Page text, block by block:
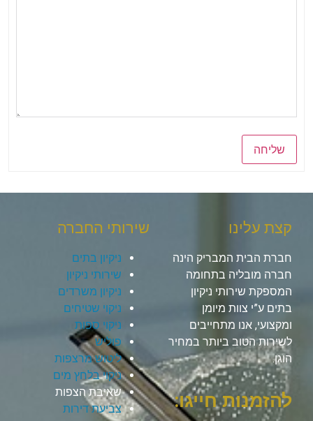
שליחה
קצת עלינו
חברת הבית המבריק הינה
חברה מובליה בתחומה
המספקת שירותי ניקיון
בתים ע”י צוות מיומן
ומקצועי, אנו מתחייבים
לשירות הטוב ביותר במחיר
הוגן.
להזמנות חייגו:
שירותי החברה
ניקיון בתים
שירותי ניקיון
ניקיון משרדים
ניקוי שטיחים
ניקוי ספות
פוליש
ליטוש מרצפות
ניקוי בלחץ מים
שאיבת הצפות
צביעת דירות